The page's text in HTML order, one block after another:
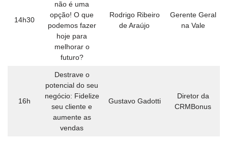
14h30
não é uma
opção! O que
podemos fazer
hoje para
melhorar o
futuro?
Rodrigo Ribeiro
de Araújo
Gerente Geral
na Vale
16h
Destrave o
potencial do seu
negócio: Fidelize
seu cliente e
aumente as
vendas
Gustavo Gadotti
Diretor da
CRMBonus